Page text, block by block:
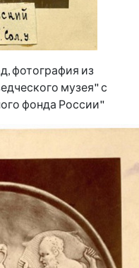
фотография из
музея" с
фонда России"